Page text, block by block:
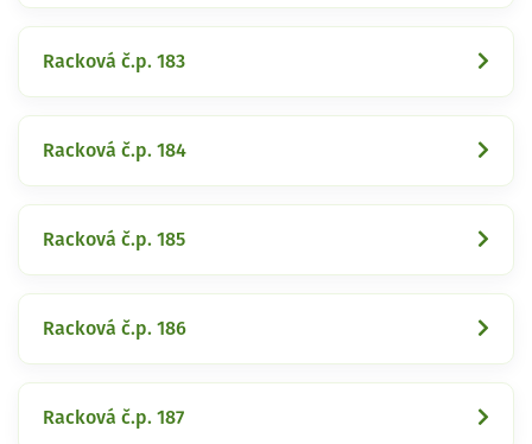
Racková č.p. 183
Racková č.p. 184
Racková č.p. 185
Racková č.p. 186
Racková č.p. 187